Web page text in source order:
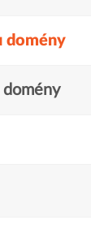
domény
domény